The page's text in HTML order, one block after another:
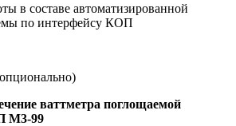
в составе автоматизированной
по интерфейсу КОП
ваттметра поглощаемой
М3-99